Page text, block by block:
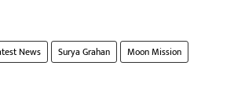
News Surya Grahan Moon Mission